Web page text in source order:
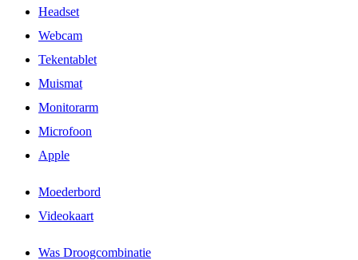
Headset
Webcam
Tekentablet
Muismat
Monitorarm
Microfoon
Apple
Moederbord
Videokaart
Was Droogcombinatie